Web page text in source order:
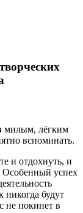
милым, лёгким
вспоминать.
и отдохнуть, и
Особенный успех
никогда будут
не покинет в